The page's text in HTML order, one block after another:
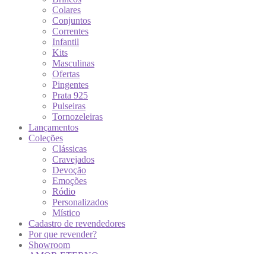
Colares
Conjuntos
Correntes
Infantil
Kits
Masculinas
Ofertas
Pingentes
Prata 925
Pulseiras
Tornozeleiras
Lançamentos
Coleções
Clássicas
Cravejados
Devoção
Emoções
Ródio
Personalizados
Místico
Cadastro de revendedores
Por que revender?
Showroom